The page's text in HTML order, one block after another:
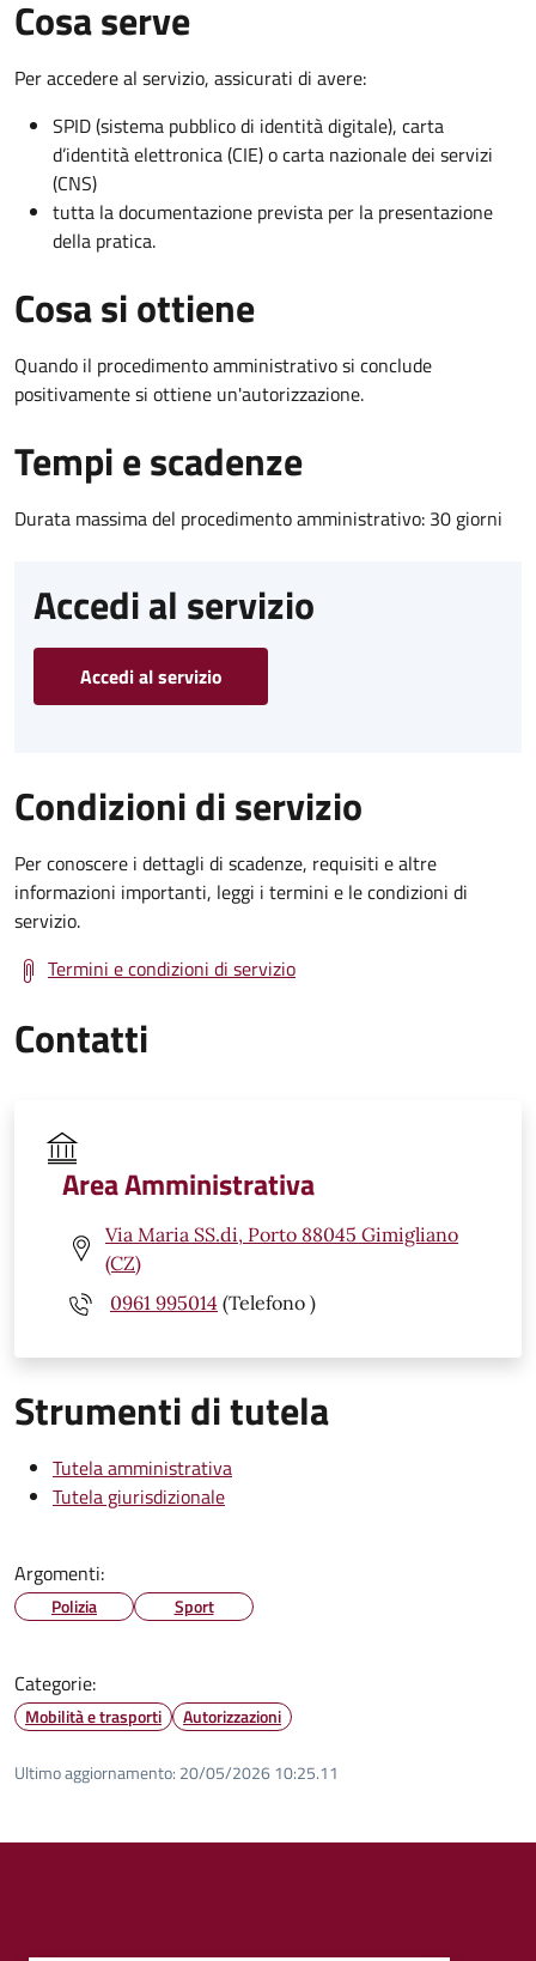
Cosa serve
Per accedere al servizio, assicurati di avere:
SPID (sistema pubblico di identità digitale), carta
d’identità elettronica (CIE) o carta nazionale dei servizi
(CNS)
tutta la documentazione prevista per la presentazione
della pratica.
Cosa si ottiene
Quando il procedimento amministrativo si conclude
positivamente si ottiene un'autorizzazione.
Tempi e scadenze
Durata massima del procedimento amministrativo: 30 giorni
Accedi al servizio
Accedi al servizio
Condizioni di servizio
Per conoscere i dettagli di scadenze, requisiti e altre
informazioni importanti, leggi i termini e le condizioni di
servizio.
Termini e condizioni di servizio
Contatti
Area Amministrativa
Via Maria SS.di, Porto 88045 Gimigliano
(CZ)
0961 995014 (Telefono )
Strumenti di tutela
Tutela amministrativa
Tutela giurisdizionale
Argomenti:
Polizia Sport
Categorie:
Mobilità e trasporti Autorizzazioni
Ultimo aggiornamento: 20/05/2026 10:25.11